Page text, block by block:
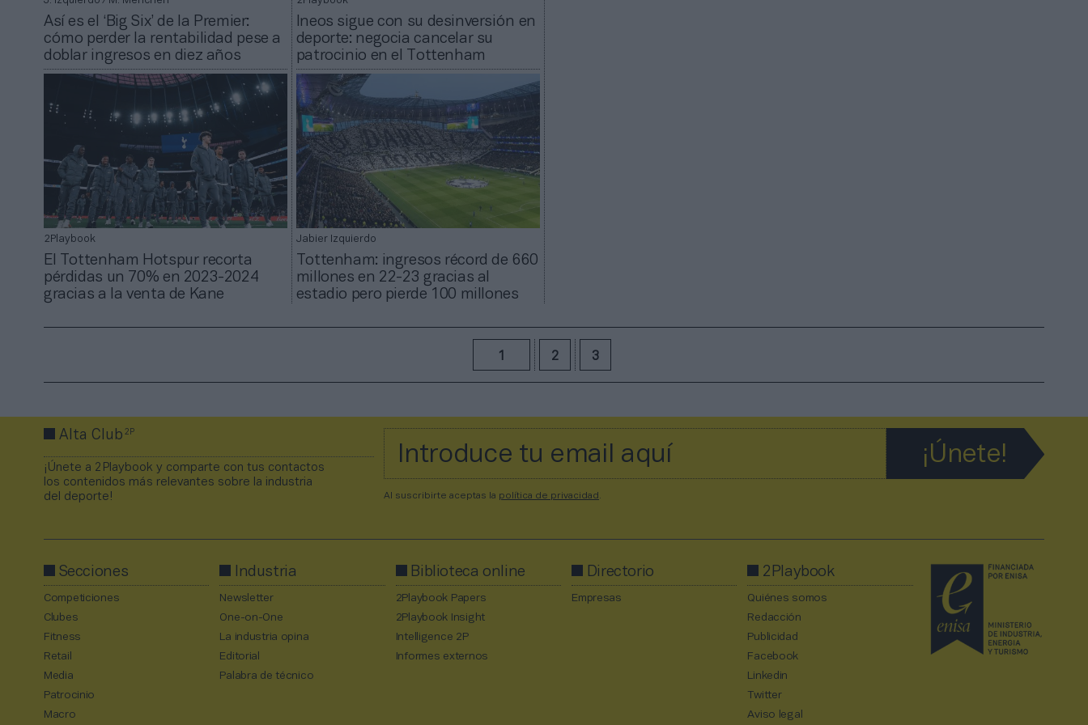
Así es el ‘Big Six’ de la Premier:
cómo perder la rentabilidad pese a
doblar ingresos en diez años
2Playbook
El Tottenham Hotspur recorta
pérdidas un 70% en 2023-2024
gracias a la venta de Kane
Ineos sigue con su desinversión en
deporte: negocia cancelar su
patrocinio en el Tottenham
Jabier Izquierdo
Tottenham: ingresos récord de 660
millones en 22-23 gracias al
estadio pero pierde 100 millones
2 3
Alta Club2P
¡Únete a 2Playbook y comparte con tus contactos
los contenidos más relevantes sobre la industria
del deporte!
Al suscribirte aceptas la política de privacidad
Secciones
Competiciones
Clubes
Fitness
Retail
Media
Patrocinio
Macro
Industria
Newsletter
One-on-One
La industria opina
Editorial
Palabra de técnico
Biblioteca online
2Playbook Papers
2Playbook Insight
Intelligence 2P
Informes externos
Directorio
Empresas
2Playbook
Quiénes somos
Redacción
Publicidad
Facebook
Linkedin
Twitter
Aviso legal